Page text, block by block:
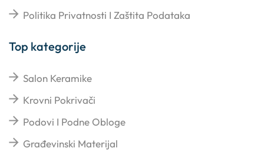
Politika Privatnosti I Zaštita Podataka
Top kategorije
Salon Keramike
Krovni Pokrivači
Podovi I Podne Obloge
Građevinski Materijal